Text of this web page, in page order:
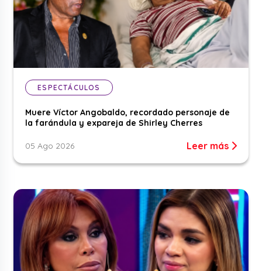
ESPECTÁCULOS
Muere Víctor Angobaldo, recordado personaje de
la farándula y expareja de Shirley Cherres
05 Ago 2026 Leer más